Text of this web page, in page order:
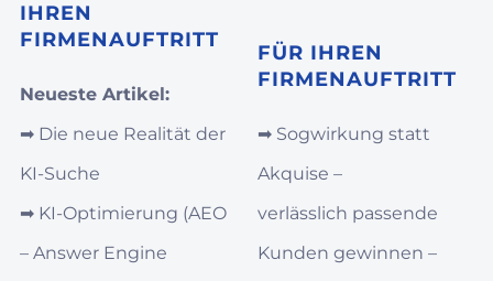
IHREN
FIRMENAUFTRITT
Neueste Artikel:
➡︎ Die neue Realität der
KI-Suche
➡︎ KI‑Optimierung (AEO
– Answer Engine
FÜR IHREN
FIRMENAUFTRITT
➡︎ Sogwirkung statt
Akquise –
verlässlich passende
Kunden gewinnen –